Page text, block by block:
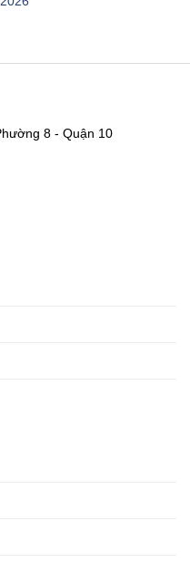
8 - Quận 10